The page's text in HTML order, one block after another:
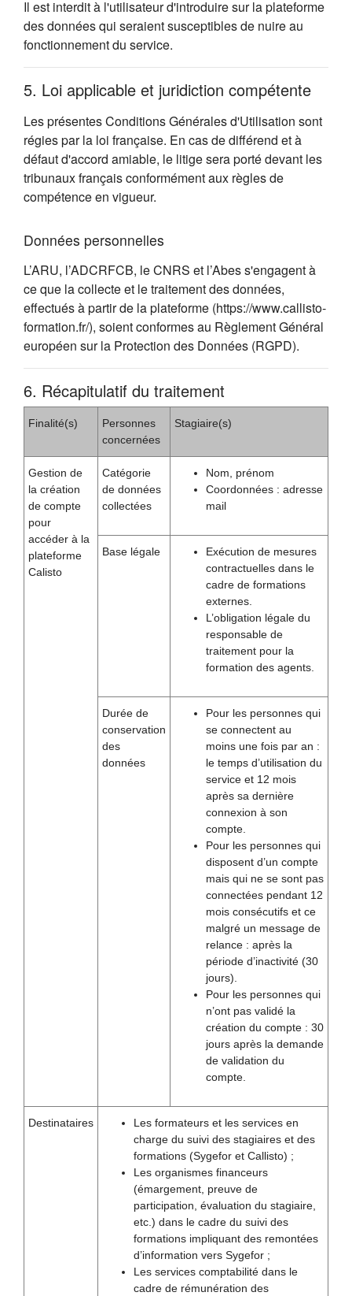
Il est interdit à l'utilisateur d'introduire sur la plateforme
des données qui seraient susceptibles de nuire au
fonctionnement du service.
5. Loi applicable et juridiction compétente
Les présentes Conditions Générales d'Utilisation sont
régies par la loi française. En cas de différend et à
défaut d'accord amiable, le litige sera porté devant les
tribunaux français conformément aux règles de
compétence en vigueur.
Données personnelles
L’ARU, l’ADCRFCB, le CNRS et l’Abes s'engagent à
ce que la collecte et le traitement des données,
effectués à partir de la plateforme (https://www.callisto-
formation.fr/), soient conformes au Règlement Général
européen sur la Protection des Données (RGPD).
6. Récapitulatif du traitement
Finalité(s)
Personnes
concernées
Stagiaire(s)
Gestion de
la création
de compte
pour
accéder à la
plateforme
Calisto
Catégorie
de données
collectées
Nom, prénom
Coordonnées : adresse
mail
Base légale
Exécution de mesures
contractuelles dans le
cadre de formations
externes.
L’obligation légale du
responsable de
traitement pour la
formation des agents.
Durée de
conservation
des
données
Pour les personnes qui
se connectent au
moins une fois par an :
le temps d’utilisation du
service et 12 mois
après sa dernière
connexion à son
compte.
Pour les personnes qui
disposent d’un compte
mais qui ne se sont pas
connectées pendant 12
mois consécutifs et ce
malgré un message de
relance : après la
période d’inactivité (30
jours).
Pour les personnes qui
n’ont pas validé la
création du compte : 30
jours après la demande
de validation du
compte.
Destinataires
Les formateurs et les services en
charge du suivi des stagiaires et des
formations (Sygefor et Callisto) ;
Les organismes financeurs
(émargement, preuve de
participation, évaluation du stagiaire,
etc.) dans le cadre du suivi des
formations impliquant des remontées
d’information vers Sygefor ;
Les services comptabilité dans le
cadre de rémunération des